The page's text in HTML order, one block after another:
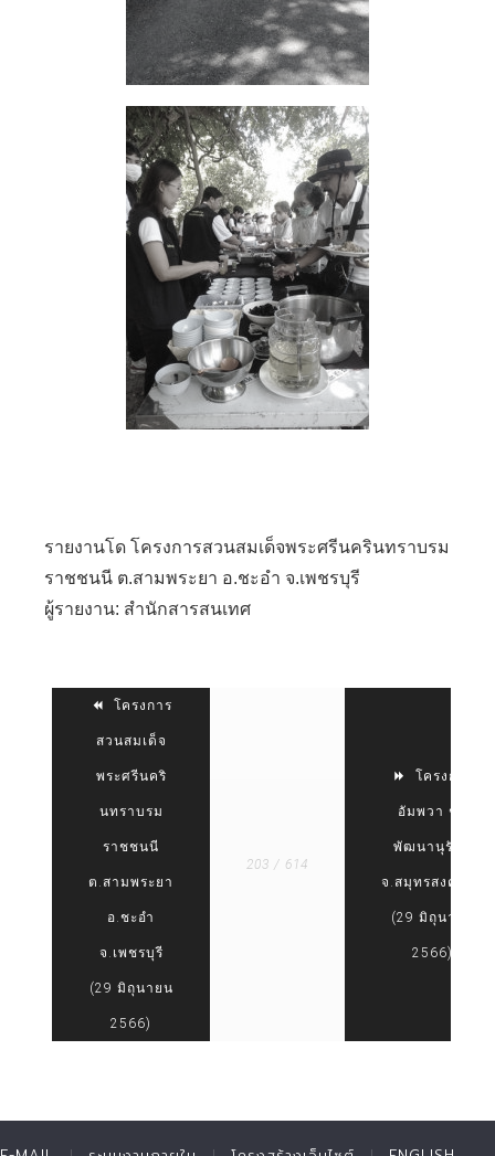
รายงานโด โครงการสวนสมเด็จพระศรีนครินทราบรม
ราชชนนี ต.สามพระยา อ.ชะอำ จ.เพชรบุรี
ผู้รายงาน: สำนักสารสนเทศ
โครงการ
สวนสมเด็จ
พระศรีนคริ
นทราบรม
ราชชนนี
ต.สามพระยา
อ.ชะอำ
จ.เพชรบุรี
(29 มิถุนายน
2566)
203 / 614
โครงการ
อัมพวา ชัย
พัฒนานุรักษ์
จ.สมุทรสงคราม
(29 มิถุนายน
2566)